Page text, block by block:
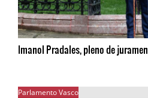
Imanol Pradales, pleno de
Parlamento Vasco